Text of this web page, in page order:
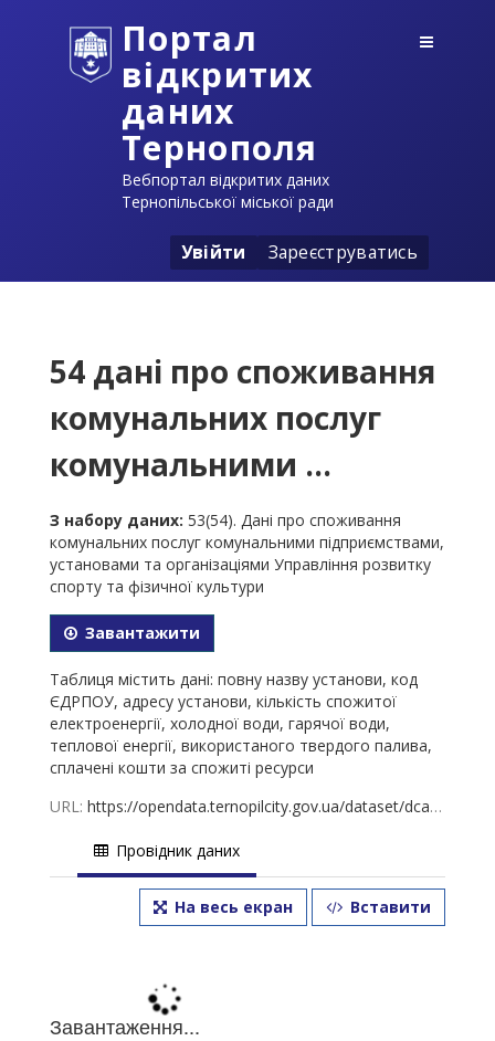
Портал
відкритих
даних
Тернополя
Вебпортал відкритих даних
Тернопільської міської ради
Увійти Зареєструватись
54 дані про споживання
комунальних послуг
комунальними ...
З набору даних: 53(54). Дані про споживання
комунальних послуг комунальними підприємствами,
установами та організаціями Управління розвитку
спорту та фізичної культури
Завантажити
Таблиця містить дані: повну назву установи, код
ЄДРПОУ, адресу установи, кількість спожитої
електроенергії, холодної води, гарячої води,
теплової енергії, використаного твердого палива,
сплачені кошти за спожиті ресурси
URL: https://opendata.ternopilcity.gov.ua/dataset/dca3558b-db0d-4705-af34-7e6120f4576f/resource/a466acac-8ee0-424e-9cc3-5e46fccc5ea5/download/54-2022-.xlsx
Провідник даних
На весь екран Вставити